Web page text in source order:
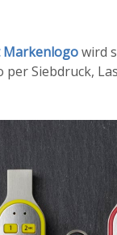
Markenlogowird
Siebdruck,